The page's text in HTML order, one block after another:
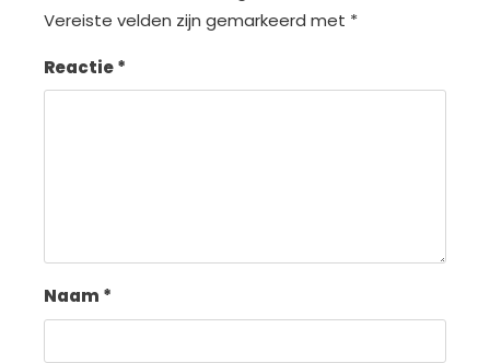
Vereiste velden zijn gemarkeerd met *
Reactie*
Naam *